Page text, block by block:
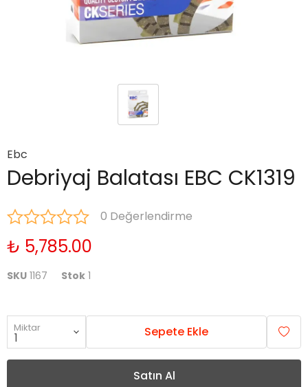
Ebc
Debriyaj Balatası EBC CK1319
0 Değerlendirme
₺ 5,785.00
SKU 1167 Stok 1
Miktar Sepete Ekle
Satın Al